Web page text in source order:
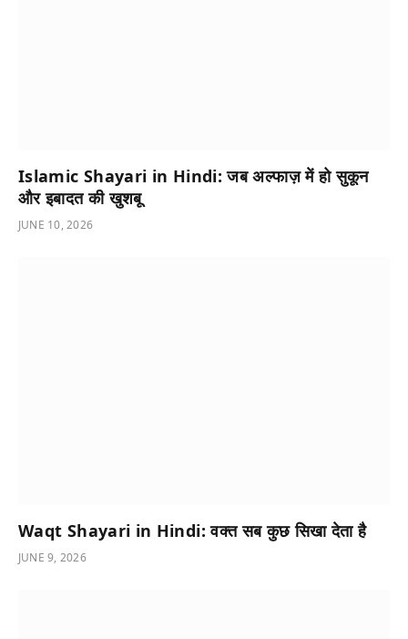
Islamic Shayari in Hindi: जब अल्फाज़ में हो सुकून
और इबादत की खुशबू
JUNE 10, 2026
Waqt Shayari in Hindi: वक्त सब कुछ सिखा देता है
JUNE 9, 2026